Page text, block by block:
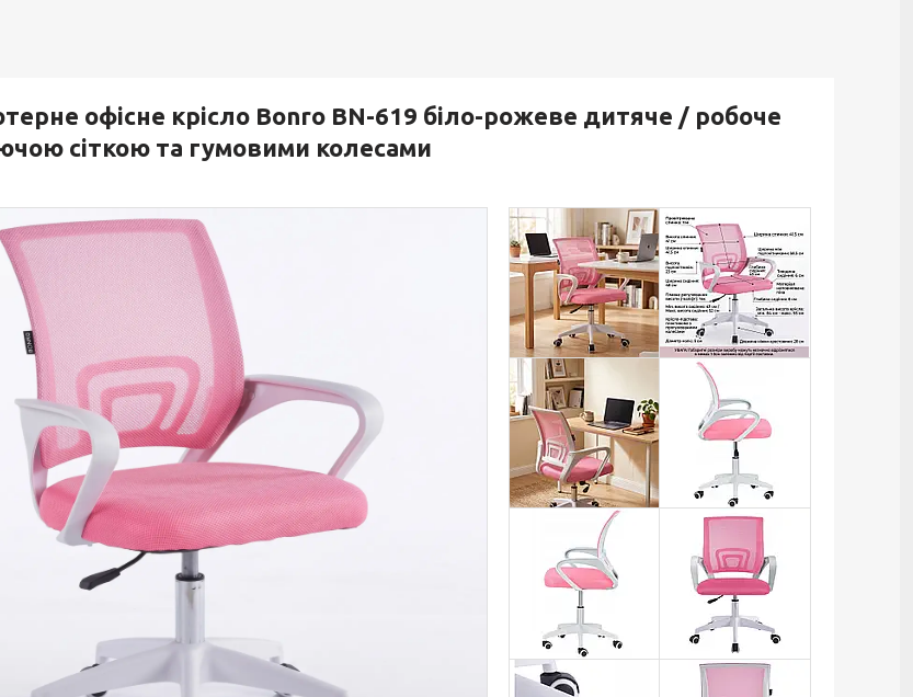
офісне крісло Bonro BN-619 біло-рожеве дитяче / робоче
сіткою та гумовими колесами